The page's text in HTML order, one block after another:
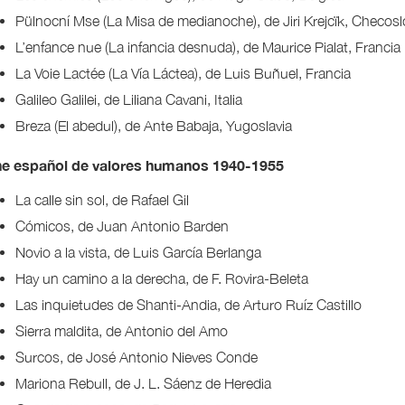
Pülnocní Mse (La Misa de medianoche), de Jiri Krejcïk,
L’enfance nue (La infancia desnuda), de Maurice Pialat, Francia
La Voie Lactée (La Vía Láctea), de Luis Buñuel, Francia
Galileo Galilei, de Liliana Cavani, Italia
Breza (El abedul), de Ante Babaja, Yugoslavia
español de valores humanos 1940-1955
La calle sin sol, de Rafael Gil
Cómicos, de Juan Antonio Barden
Novio a la vista, de Luis García Berlanga
Hay un camino a la derecha, de F. Rovira-Beleta
Las inquietudes de Shanti-Andia, de Arturo Ruíz Castillo
Sierra maldita, de Antonio del Amo
Surcos, de José Antonio Nieves Conde
Mariona Rebull, de J. L. Sáenz de Heredia